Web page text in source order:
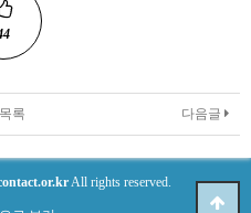
다음글
록
All rights reserved.